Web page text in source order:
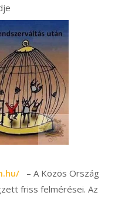
– A Közös Ország
friss felmérései. Az